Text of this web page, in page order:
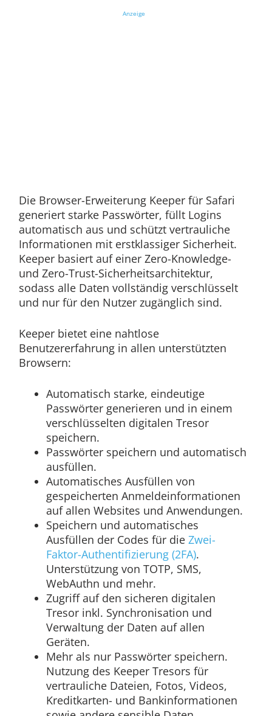
Anzeige
Die Browser-Erweiterung Keeper für Safari
generiert starke Passwörter, füllt Logins
automatisch aus und schützt vertrauliche
Informationen mit erstklassiger Sicherheit.
Keeper basiert auf einer Zero-Knowledge-
und Zero-Trust-Sicherheitsarchitektur,
sodass alle Daten vollständig verschlüsselt
und nur für den Nutzer zugänglich sind.
Keeper bietet eine nahtlose
Benutzererfahrung in allen unterstützten
Browsern:
Automatisch starke, eindeutige
Passwörter generieren und in einem
verschlüsselten digitalen Tresor
speichern.
Passwörter speichern und automatisch
ausfüllen.
Automatisches Ausfüllen von
gespeicherten Anmeldeinformationen
auf allen Websites und Anwendungen.
Speichern und automatisches
Ausfüllen der Codes für die Zwei-
Faktor-Authentifizierung (2FA).
Unterstützung von TOTP, SMS,
WebAuthn und mehr.
Zugriff auf den sicheren digitalen
Tresor inkl. Synchronisation und
Verwaltung der Daten auf allen
Geräten.
Mehr als nur Passwörter speichern.
Nutzung des Keeper Tresors für
vertrauliche Dateien, Fotos, Videos,
Kreditkarten- und Bankinformationen